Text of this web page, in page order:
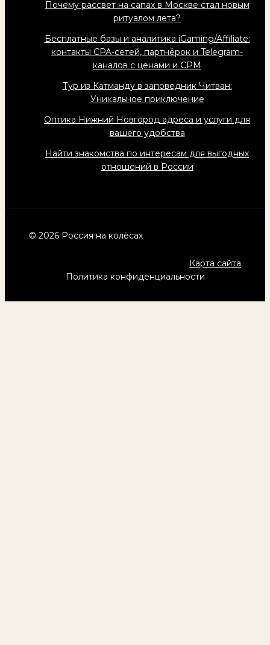
Почему рассвет на сапах в Москве стал новым
ритуалом лета?
Бесплатные базы и аналитика iGaming/Affiliate:
контакты CPA-сетей, партнёрок и Telegram-
каналов с ценами и CPM
Тур из Катманду в заповедник Читван:
Уникальное приключение
Оптика Нижний Новгород адреса и услуги для
вашего удобства
Найти знакомства по интересам для выгодных
отношений в России
© 2026 Россия на колёсах
Карта сайта
Политика конфиденциальности